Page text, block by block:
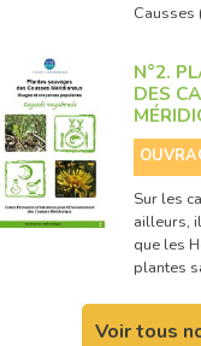
Causses
N°2.
DES
Sur les
ailleurs,
que les
plantes
Voir tous